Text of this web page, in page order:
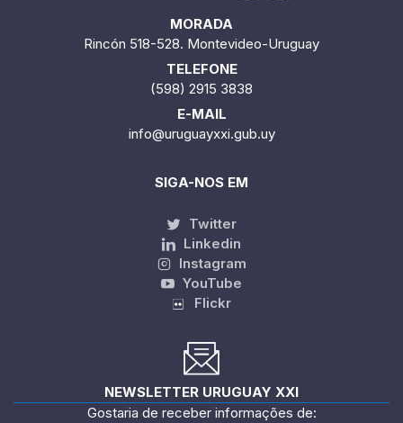
MORADA
Rincón 518-528. Montevideo-Uruguay
TELEFONE
(598) 2915 3838
E-MAIL
info@uruguayxxi.gub.uy
SIGA-NOS EM
Twitter
Linkedin
Instagram
YouTube
Flickr
NEWSLETTER URUGUAY XXI
Gostaria de receber informações de: